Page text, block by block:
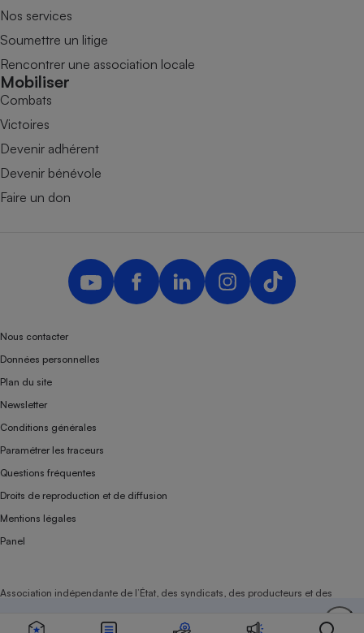
Soutenez-nous
Nos services
Soumettre un litige
Rencontrer une association locale
Mobiliser
Combats
Victoires
Devenir adhérent
Devenir bénévole
Faire un don
Nous contacter
Données personnelles
Plan du site
Newsletter
Conditions générales
Paramétrer les traceurs
Questions fréquentes
Droits de reproduction et de diffusion
Mentions légales
Panel
Association indépendante de l’État, des syndicats, des producteurs et des